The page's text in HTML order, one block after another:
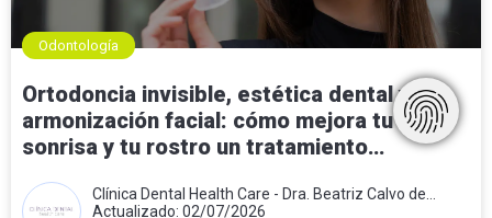
Odontología
Ortodoncia invisible, estética dental y
armonización facial: cómo mejora tu
sonrisa y tu rostro un tratamiento
Clínica Dental Health Care - Dra. Beatriz Calvo de
Mora
Actualizado: 02/07/2026